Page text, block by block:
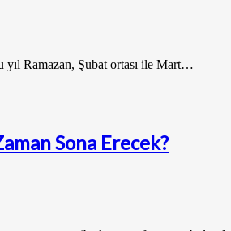
yıl Ramazan, Şubat ortası ile Mart…
Sona Erecek?